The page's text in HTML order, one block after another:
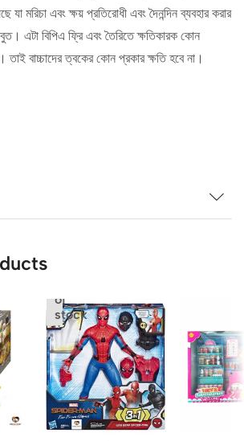
যা মরিচা এবং ক্ষয় প্রতিরোধী এবং দৈনন্দিন ব্যবহার করার
এটা বিপিএ ফ্রি এবং তৈরিতে ক্ষতিকারক কোন
তাই বাচ্চাদের ত্বকের কোন প্রকার ক্ষতি হবে না।
of
stock